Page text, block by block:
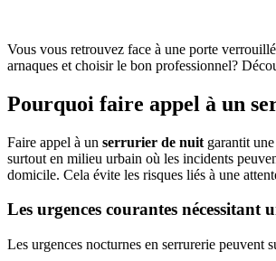
Vous vous retrouvez face à une porte
arnaques et choisir le bon professionnel?
Pourquoi faire appel à un
Faire appel à un serrurier de nuit garantit
surtout en milieu urbain où les incidents
domicile. Cela évite les risques liés à une
Les urgences courantes nécessitant
Les urgences nocturnes en serrurerie peuvent